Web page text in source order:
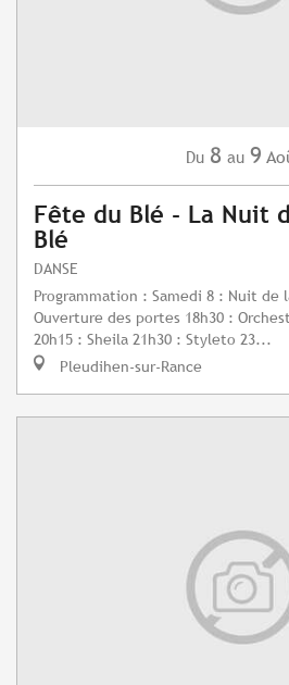
Du 8 au 9
Fête du Blé - La Nuit
Blé
DANSE
Programmation : Samedi 8 : Nuit de
Ouverture des portes 18h30 :
20h15 : Sheila 21h30 : Styleto 23...
Pleudihen-sur-Rance